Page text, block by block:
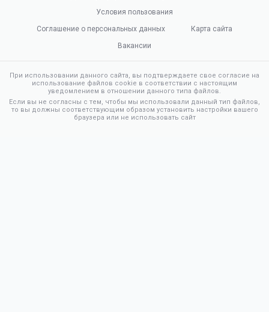
Условия пользования
Соглашение о персональных данных
Карта сайта
Вакансии
При использовании данного сайта, вы подтверждаете свое согласие на
использование файлов cookie в соответствии с настоящим
уведомлением в отношении данного типа файлов.
Если вы не согласны с тем, чтобы мы использовали данный тип файлов,
то вы должны соответствующим образом установить настройки вашего
браузера или не использовать сайт